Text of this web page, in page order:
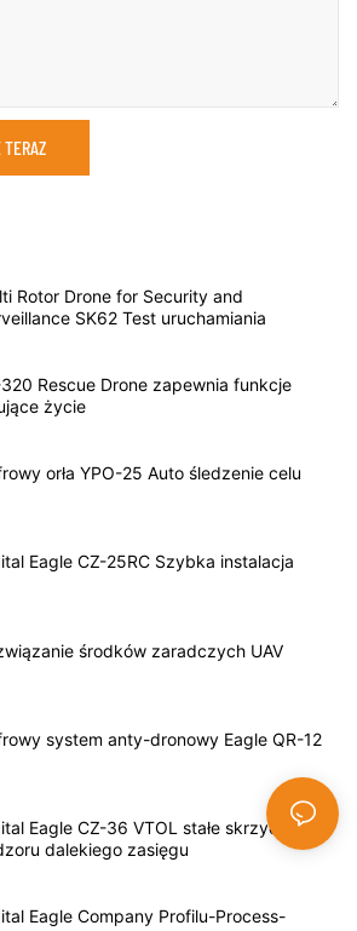
Rotor Drone for Security and
SK62 Test uruchamiania
320 Rescue Drone zapewnia funkcje
życie
orła YPO-25 Auto śledzenie celu
Eagle CZ-25RC Szybka instalacja
środków zaradczych UAV
system anty-dronowy Eagle QR-12
Eagle CZ-36 VTOL stałe skrzydło dla
dalekiego zasięgu
Eagle Company Profilu-Process-